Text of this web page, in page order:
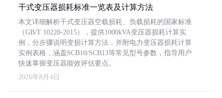
干式变压器损耗标准一览表及计算方法
本文详细解析干式变压器空载损耗、负载损耗的国家标准
（GB/T 10228-2015），提供1000kVA变压器损耗计算实
例，分步骤说明变损计算方法，并附电力变压器损耗计算
实例表格，涵盖SCB10/SCB13等常见型号参数，指导用户
快速掌握变压器能效评估要点。
2026年8月4日